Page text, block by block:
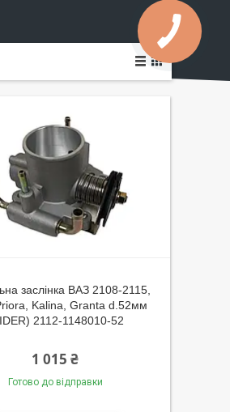
заслінка ВАЗ 2108-2115,
Kalina, Granta d.52мм
2112-1148010-52
1 015 ₴
Готово до відправки